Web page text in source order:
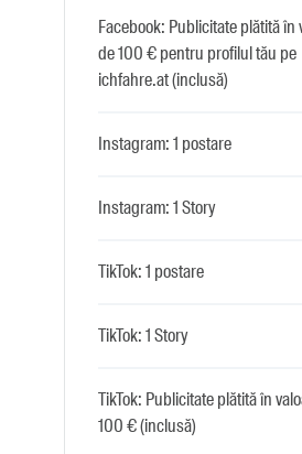
Facebook: Publicitate plătită în
de 100 € pentru profilul tău pe
ichfahre.at (inclusă)
Instagram: 1 postare
Instagram: 1 Story
TikTok: 1 postare
TikTok: 1 Story
TikTok: Publicitate plătită în
100 € (inclusă)